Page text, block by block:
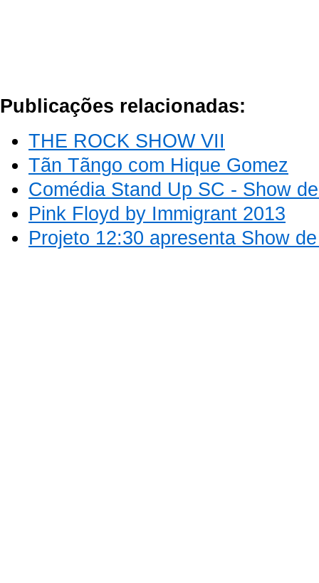
Publicações relacionadas:
THE ROCK SHOW VII
Tãn Tãngo com Hique Gomez
Comédia Stand Up SC - Show
Pink Floyd by Immigrant 2013
Projeto 12:30 apresenta Show